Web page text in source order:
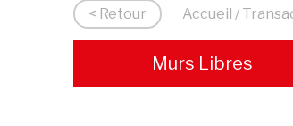
< Retour Accueil /
Murs Libres